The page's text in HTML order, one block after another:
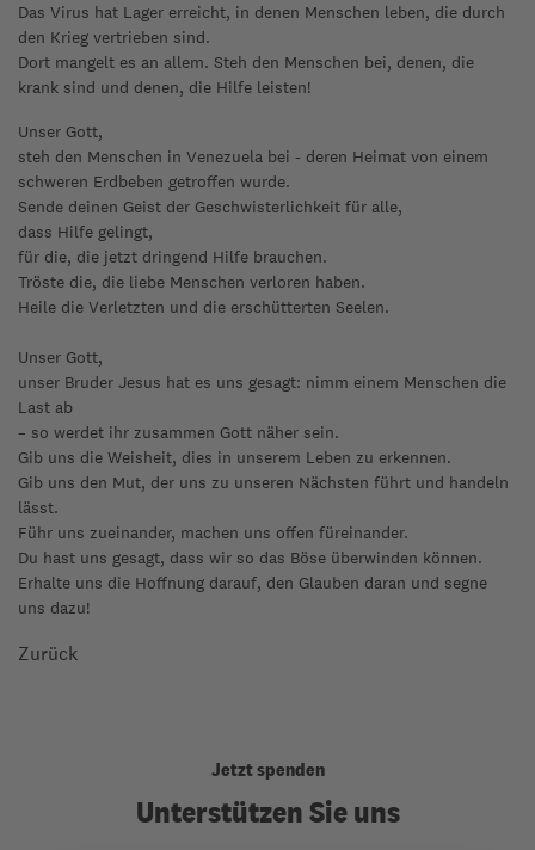
Das Virus hat Lager erreicht, in denen Menschen leben, die durch
den Krieg vertrieben sind.
Dort mangelt es an allem. Steh den Menschen bei, denen, die
krank sind und denen, die Hilfe leisten!
Unser Gott,
steh den Menschen in Venezuela bei - deren Heimat von einem
schweren Erdbeben getroffen wurde.
Sende deinen Geist der Geschwisterlichkeit für alle,
dass Hilfe gelingt,
für die, die jetzt dringend Hilfe brauchen.
Tröste die, die liebe Menschen verloren haben.
Heile die Verletzten und die erschütterten Seelen.
Unser Gott,
unser Bruder Jesus hat es uns gesagt: nimm einem Menschen die
Last ab
– so werdet ihr zusammen Gott näher sein.
Gib uns die Weisheit, dies in unserem Leben zu erkennen.
Gib uns den Mut, der uns zu unseren Nächsten führt und handeln
lässt.
Führ uns zueinander, machen uns offen füreinander.
Du hast uns gesagt, dass wir so das Böse überwinden können.
Erhalte uns die Hoffnung darauf, den Glauben daran und segne
uns dazu!
Zurück
Jetzt spenden
Unterstützen Sie uns